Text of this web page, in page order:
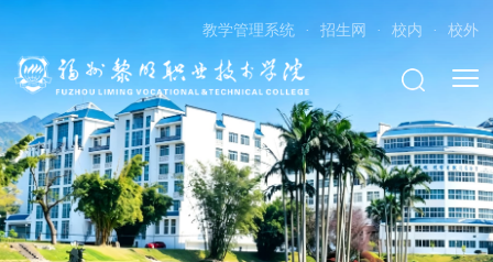
教学管理系统 · 招生网 · 校内 · 校外